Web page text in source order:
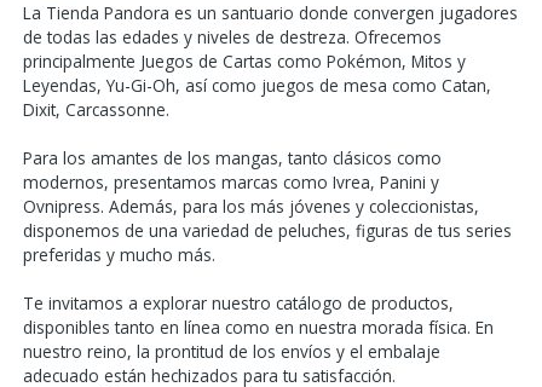
La Tienda Pandora es un santuario donde convergen jugadores
de todas las edades y niveles de destreza. Ofrecemos
principalmente Juegos de Cartas como Pokémon, Mitos y
Leyendas, Yu-Gi-Oh, así como juegos de mesa como Catan,
Dixit, Carcassonne.
Para los amantes de los mangas, tanto clásicos como
modernos, presentamos marcas como Ivrea, Panini y
Ovnipress. Además, para los más jóvenes y coleccionistas,
disponemos de una variedad de peluches, figuras de tus series
preferidas y mucho más.
Te invitamos a explorar nuestro catálogo de productos,
disponibles tanto en línea como en nuestra morada física. En
nuestro reino, la prontitud de los envíos y el embalaje
adecuado están hechizados para tu satisfacción.